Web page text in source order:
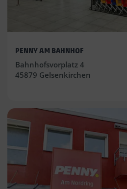
PENNY AM BAHNHOF
Bahnhofsvorplatz 4
45879 Gelsenkirchen